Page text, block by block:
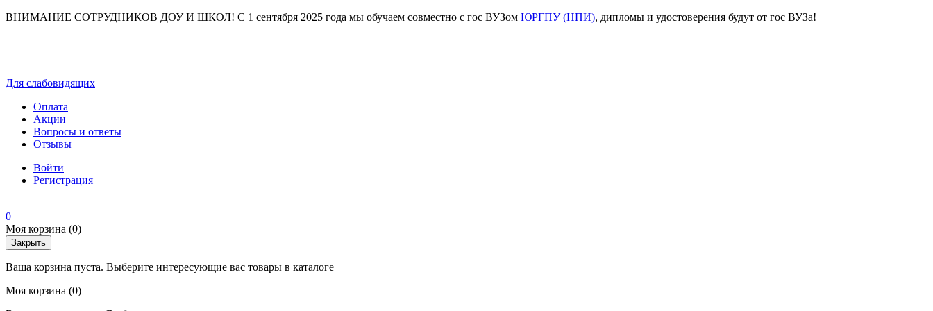
ВНИМАНИЕ СОТРУДНИКОВ ДОУ И ШКОЛ! С 1 сентября 2025 года мы обучаем совместно с гос ВУЗом ЮРГПУ (НПИ), дипломы и удостоверения будут от гос ВУЗа!
Для слабовидящих
Оплата
Акции
Вопросы и ответы
Отзывы
Войти
Регистрация
0
Моя корзина (0)
Закрыть
Ваша корзина пуста. Выберите интересующие вас товары в каталоге
Моя корзина (0)